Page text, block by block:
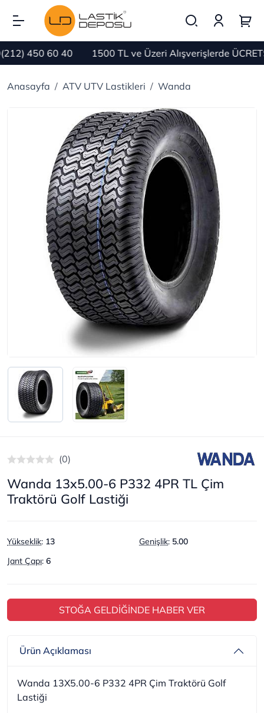
450 60 40 1500 TL ve Üzeri Alışverişlerde ÜCRETSİZ
Anasayfa ATV UTV Lastikleri Wanda
(0)
Wanda 13x5.00-6 P332 4PR TL Çim
Traktörü Golf Lastiği
Yükseklik: 13 Genişlik: 5.00
Jant Çapı: 6
STOĞA GELDİĞİNDE HABER VER
Ürün Açıklaması
Wanda 13X5.00-6 P332 4PR Çim Traktörü Golf
Lastiği